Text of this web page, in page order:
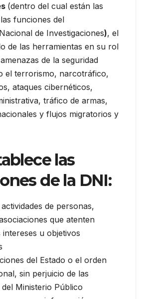
(dentro del cual están las
funciones del
de Investigaciones), el
de las herramientas en su rol
de la seguridad
el terrorismo, narcotráfico,
ataques cibernéticos,
tráfico de armas,
y flujos migratorios y
las
de la DNI:
de personas,
que atenten
u objetivos
del Estado o el orden
sin perjuicio de las
Ministerio Público